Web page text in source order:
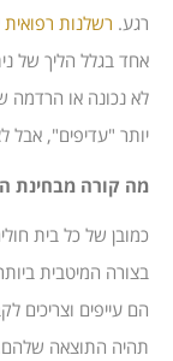
רגע. רשלנות רפואית
אחד בגלל הליך של
לא נכונה או הרדמה
יותר "עדיפים", אבל
מה קורה מבחינת
כמובן של כל בית
בצורה המיטבית
הם עייפים וצריכים
תהיה התוצאה שלהם.